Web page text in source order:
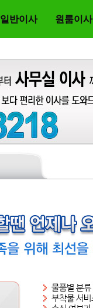
일반이사 원룸이사